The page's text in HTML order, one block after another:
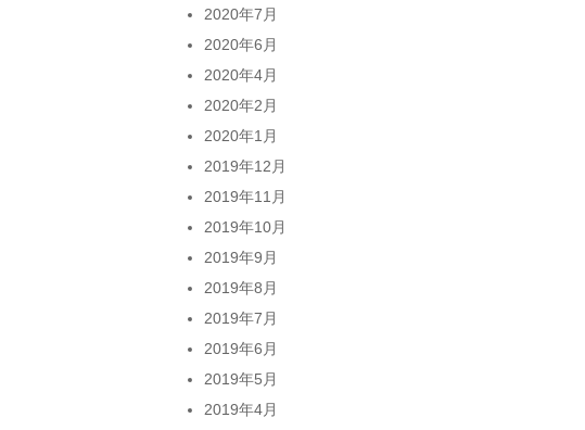
2020年7月
2020年6月
2020年4月
2020年2月
2020年1月
2019年12月
2019年11月
2019年10月
2019年9月
2019年8月
2019年7月
2019年6月
2019年5月
2019年4月